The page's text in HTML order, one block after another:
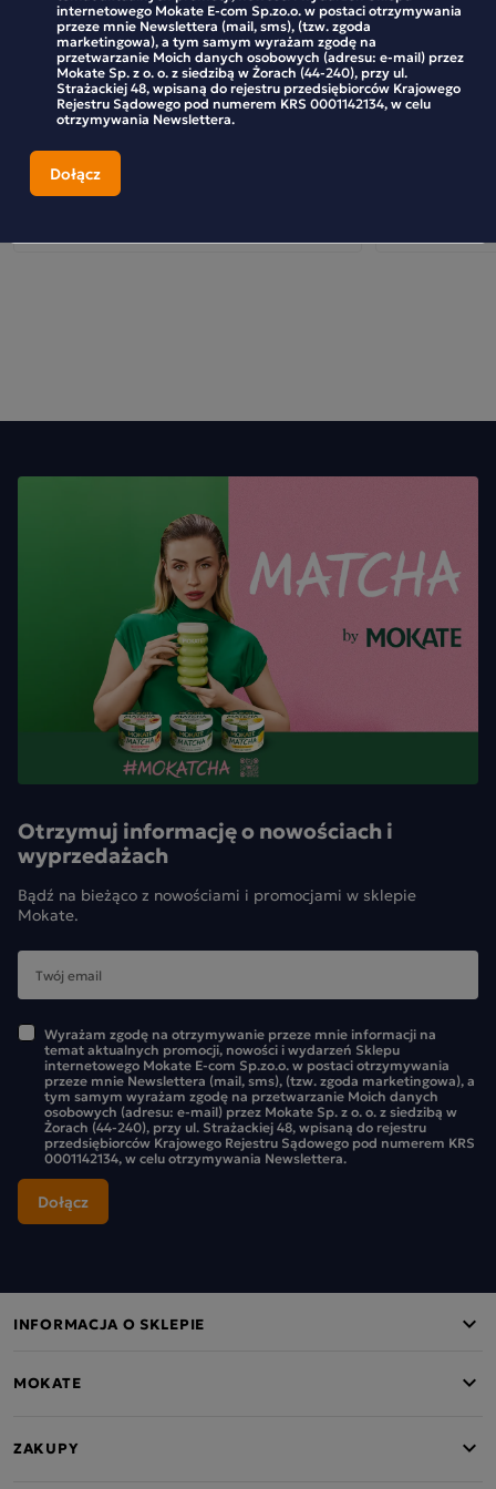
jego naturalne pochodzenie. Dlaczego warto wybrać Loyd
Matcha BIO PURE?
Wszechstronne zastosowanie – jeden produkt, wiele
możliwości
sposób czy stworzysz pyszne Matcha Latte
alternatywy dla kawy oraz miłośnicy kuchni
Herbata czarna Loyd Intense Black 25
torebek
5,99 zł
Herbata
Otrzymuj informację o nowościach i
wyprzedażach
Bądź na bieżąco z nowościami i promocjami w sklepie
Mokate.
Wyrażam zgodę na otrzymywanie przeze mnie informacji na
temat aktualnych promocji, nowości i wydarzeń Sklepu
internetowego Mokate E-com Sp.zo.o. w postaci otrzymywania
przeze mnie Newslettera (mail, sms), (tzw. zgoda marketingowa), a
tym samym wyrażam zgodę na przetwarzanie Moich danych
osobowych (adresu: e-mail) przez Mokate Sp. z o. o. z siedzibą w
Żorach (44-240), przy ul. Strażackiej 48, wpisaną do rejestru
przedsiębiorców Krajowego Rejestru Sądowego pod numerem KRS
0001142134, w celu otrzymywania Newslettera.
INFORMACJA O SKLEPIE
MOKATE
ZAKUPY
internetowego Mokate E-com Sp.zo.o. w postaci otrzymywania
przeze mnie Newslettera (mail, sms), (tzw. zgoda
marketingowa), a tym samym wyrażam zgodę na
przetwarzanie Moich danych osobowych (adresu: e-mail) przez
Mokate Sp. z o. o. z siedzibą w Żorach (44-240), przy ul.
Strażackiej 48, wpisaną do rejestru przedsiębiorców Krajowego
Rejestru Sądowego pod numerem KRS 0001142134, w celu
otrzymywania Newslettera.